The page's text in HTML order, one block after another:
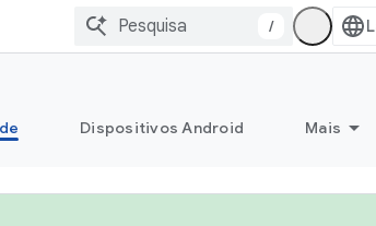
/
Dispositivos Android Mais